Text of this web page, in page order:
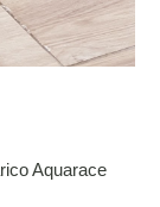
Aquarace